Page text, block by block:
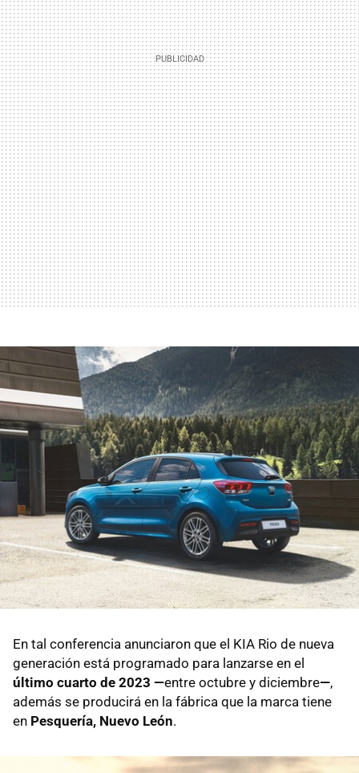
En tal conferencia anunciaron que el KIA Rio de nueva
generación está programado para lanzarse en el
último cuarto de 2023 —entre octubre y diciembre—,
además se producirá en la fábrica que la marca tiene
en Pesquería, Nuevo León.